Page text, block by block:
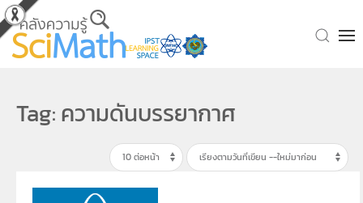
Skip to main content
Tag: ความดันบรรยากาศ